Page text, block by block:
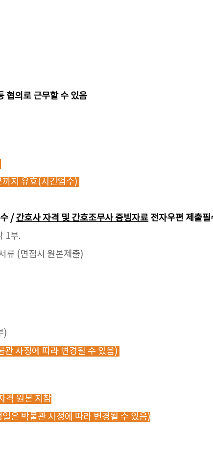
협의로 근무할 수 있음
지 유효(시간엄수)
/ 간호사 자격 및 간호조무사 증빙자료 전자우편 제출필
1부.
류 (면접시 원본제출)
)
사정에 따라 변경될 수 있음)
격 원본 지참
은 박물관 사정에 따라 변경될 수 있음)